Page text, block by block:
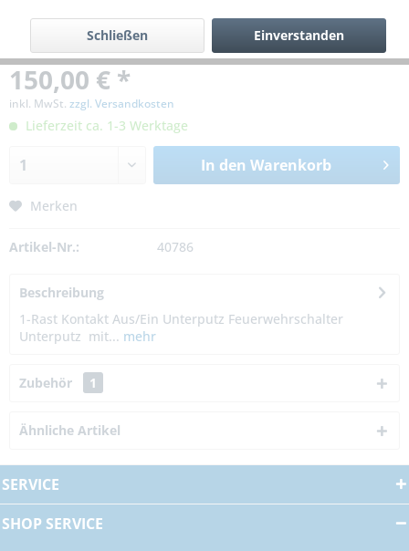
150,00 € *
inkl. MwSt. zzgl. Versandkosten
Lieferzeit ca. 1-3 Werktage
In den Warenkorb
Merken
Artikel-Nr.: 40786
Beschreibung
1-Rast Kontakt Aus/Ein Unterputz Feuerwehrschalter
Unterputz mit... mehr
Zubehör 1
Ähnliche Artikel
SERVICE
SHOP SERVICE
Einverstanden
Schließen